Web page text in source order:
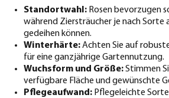
Standortwahl: Rosen bevorzugen
während Ziersträucher je nach Sorte
gedeihen können.
Winterhärte:Achten Sie auf
für eine ganzjährige Gartennutzung.
Wuchsform und Größe:Stimmen
verfügbare Fläche und gewünschte
Pflegeaufwand: Pflegeleichte